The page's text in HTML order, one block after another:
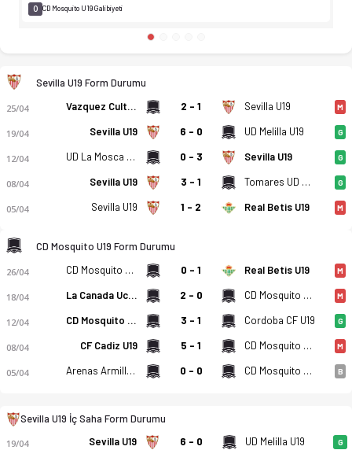
Sevilla U19 - CD Mosquito U19 2-0 bitti. Gol anları, kadro,
0 CD Mosquito U19 Galibiyeti
Sevilla U19 Form Durumu
25/04 Vazquez Cultural U19 2 - 1 Sevilla U19 M
19/04 Sevilla U19 6 - 0 UD Melilla U19 G
12/04 UD La Mosca U19 0 - 3 Sevilla U19 G
08/04 Sevilla U19 3 - 1 Tomares UD U19 G
05/04 Sevilla U19 1 - 2 Real Betis U19 M
CD Mosquito U19 Form Durumu
26/04 CD Mosquito U19 0 - 1 Real Betis U19 M
18/04 La Canada Ucd Atletico U19 2 - 0 CD Mosquito U19 M
12/04 CD Mosquito U19 3 - 1 Cordoba CF U19 G
08/04 CF Cadiz U19 5 - 1 CD Mosquito U19 M
05/04 Arenas Armilla CD U19 0 - 0 CD Mosquito U19 B
Sevilla U19 İç Saha Form Durumu
19/04 Sevilla U19 6 - 0 UD Melilla U19 G